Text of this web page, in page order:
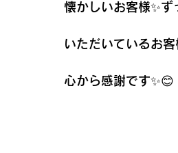
懐かしいお客様✨
いただいているお客
心から感謝です✨😊